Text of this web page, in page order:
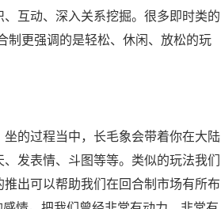
互动、深入关系挖掘。很多即时类的
制更强调的是轻松、休闲、放松的玩
的过程当中，长毛象会带着你在大陆
发表情、斗图等等。类似的玩法我们
出可以帮助我们在回合制市场有所布